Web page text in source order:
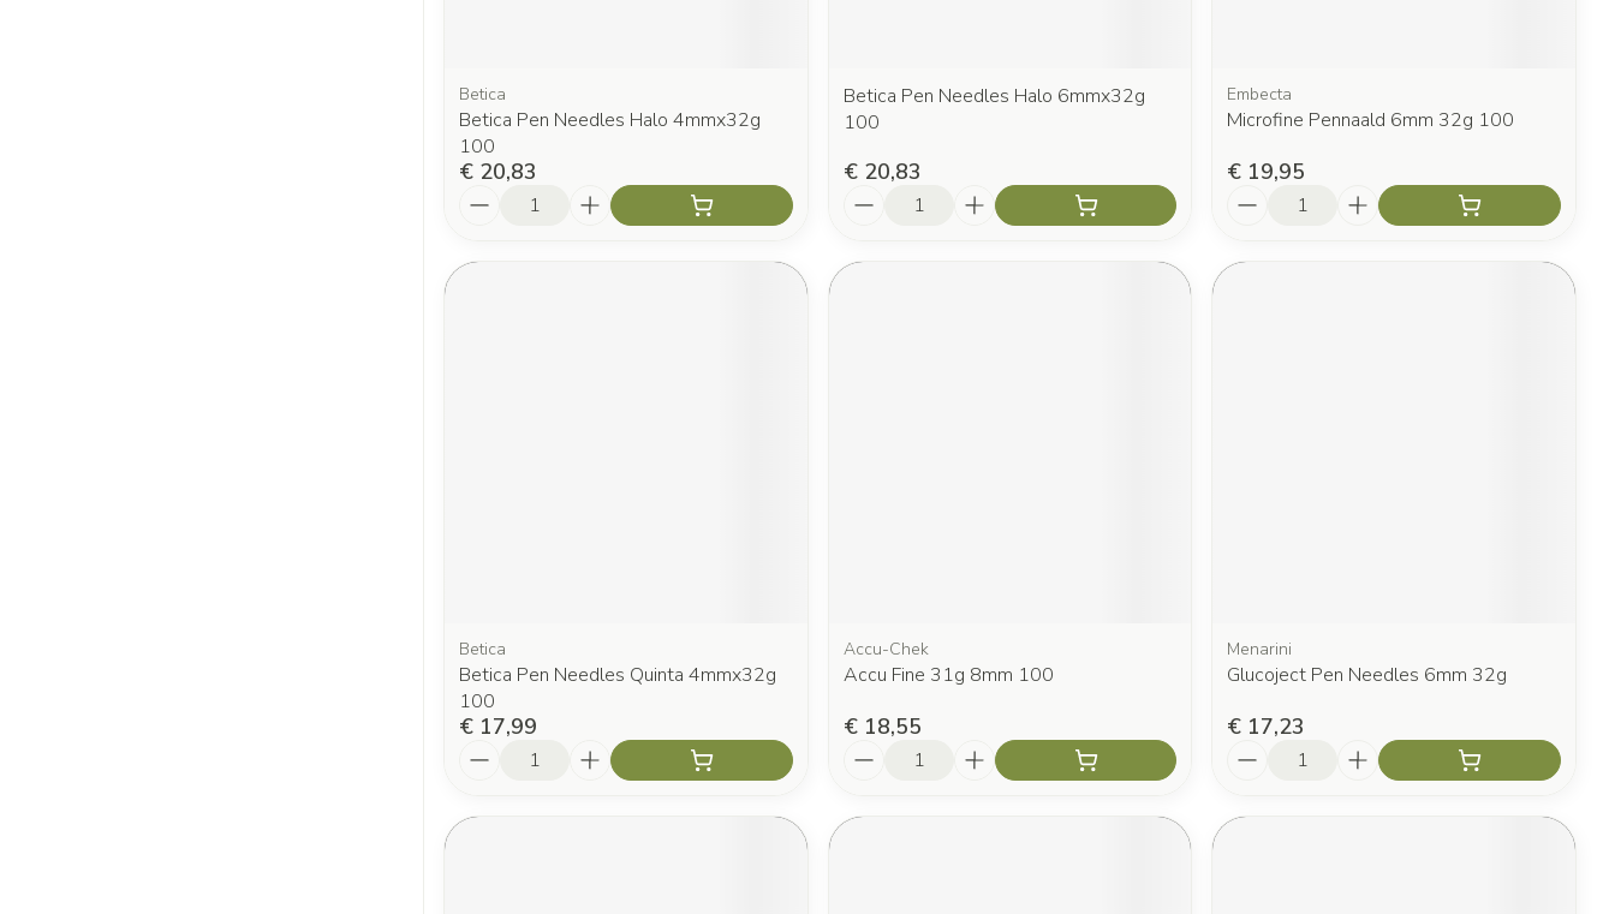
Betica
Betica Pen Needles Halo 4mmx32g
100
€ 20,83
Betica Pen Needles Halo 6mmx32g
100
€ 20,83
Embecta
Microfine Pennaald 6mm 32g 100
€ 19,95
Betica
Betica Pen Needles Quinta 4mmx32g
100
€ 17,99
Accu-Chek
Accu Fine 31g 8mm 100
€ 18,55
Menarini
Glucoject Pen Needles 6mm 32g
€ 17,23